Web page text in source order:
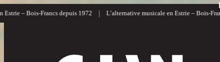
depuis 1972 | L’alternative musicale en Estrie – Bois-Francs |